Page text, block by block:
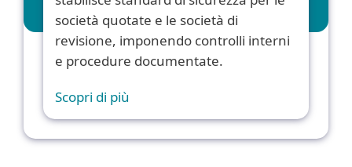
società quotate e le società di
revisione, imponendo controlli interni
e procedure documentate.
Scopri di più